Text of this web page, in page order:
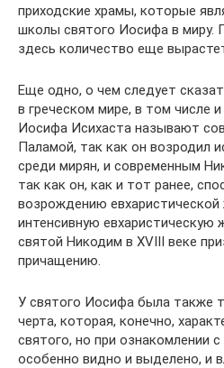
приходские храмы, которые
школы святого Иосифа в миру.
здесь количество еще
Еще одно, о чем следует
в греческом мире, в том числе
Иосифа Исихаста называют
Паламой, так как он возродил
среди мирян, и современным
так как он, как и тот ранее,
возрождению
интенсивную евхаристическую
святой Никодим в XVIII веке
причащению.
У святого Иосифа была также
черта, которая, конечно,
святого, но при ознакомлении
особенно видно и выделено, и